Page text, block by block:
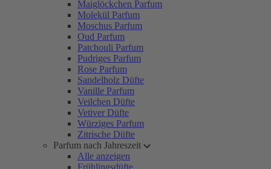
Maiglöckchen Parfum
Molekül Parfum
Moschus Parfum
Oud Parfum
Patchouli Parfum
Pudriges Parfum
Rose Parfum
Sandelholz Düfte
Vanille Parfum
Veilchen Düfte
Vetiver Düfte
Würziges Parfum
Zitrische Düfte
Parfum nach Jahreszeit
Alle anzeigen
Frühlingsdüfte